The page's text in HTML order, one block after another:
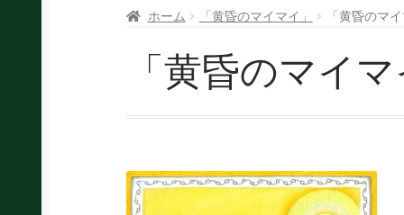
ホーム 「黄昏のマイマイ」 「黄昏のマイ
「黄昏のマイマ